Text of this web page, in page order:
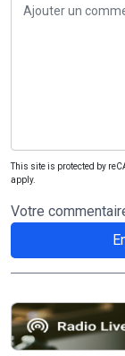
This site is protected by
apply.
Votre